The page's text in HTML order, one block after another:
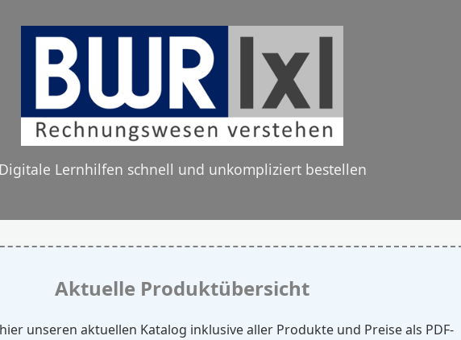
Digitale Lernhilfen schnell und unkompliziert bestellen
Aktuelle Produktübersicht
unseren aktuellen Katalog inklusive aller Produkte und Preise als PDF-